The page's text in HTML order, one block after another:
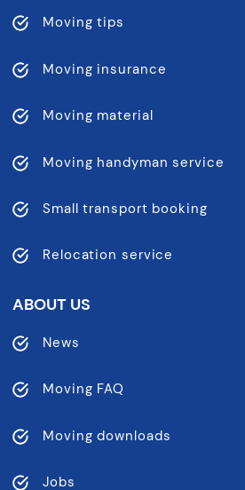
Moving tips
Moving insurance
Moving material
Moving handyman service
Small transport booking
Relocation service
ABOUT US
News
Moving FAQ
Moving downloads
Jobs